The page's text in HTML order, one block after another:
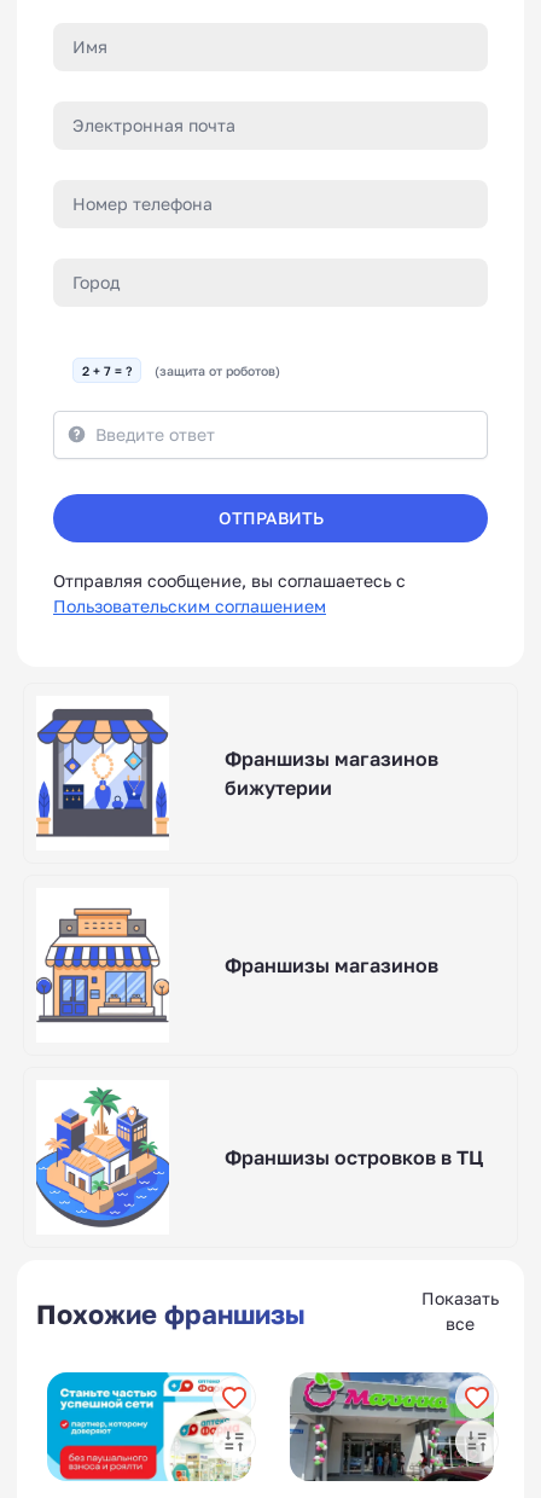
2 + 7 = ? (защита от роботов)
ОТПРАВИТЬ
Отправляя сообщение, вы соглашаетесь с
Пользовательским соглашением
Франшизы магазинов
бижутерии
Франшизы магазинов
Франшизы островков в ТЦ
Похожие франшизы
Показать
все